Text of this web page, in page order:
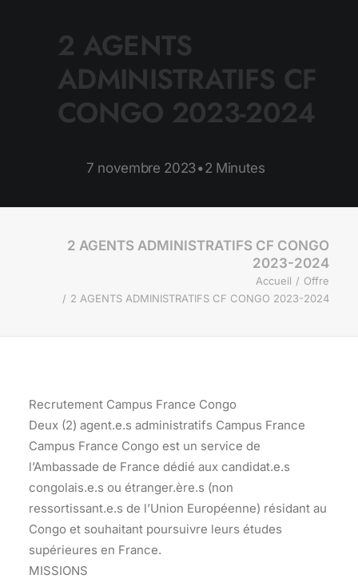
2 AGENTS
ADMINISTRATIFS CF
CONGO 2023-2024
7 novembre 2023•2 Minutes
2 AGENTS ADMINISTRATIFS CF CONGO
2023-2024
Accueil
Offre
2 AGENTS ADMINISTRATIFS CF CONGO 2023-2024
Recrutement Campus France Congo
Deux (2) agent.e.s administratifs Campus France
Campus France Congo est un service de
l’Ambassade de France dédié aux candidat.e.s
congolais.e.s ou étranger.ère.s (non
ressortissant.e.s de l’Union Européenne) résidant au
Congo et souhaitant poursuivre leurs études
supérieures en France.
MISSIONS